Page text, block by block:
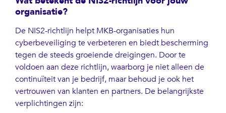
organisatie?
De NIS2-richtlijn helpt MKB-organisaties hun
cyberbeveiliging te verbeteren en biedt bescherming
tegen de steeds groeiende dreigingen. Door te
voldoen aan deze richtlijn, waarborg je niet alleen de
continuïteit van je bedrijf, maar behoud je ook het
vertrouwen van klanten en partners. De belangrijkste
verplichtingen zijn: